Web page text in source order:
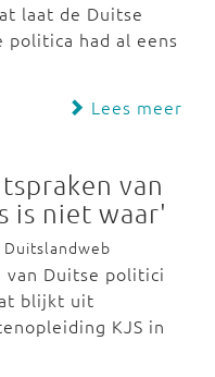
laat de Duitse
had al eens
Lees meer
van
is niet waar'
van Duitse politici
blijkt uit
KJS in